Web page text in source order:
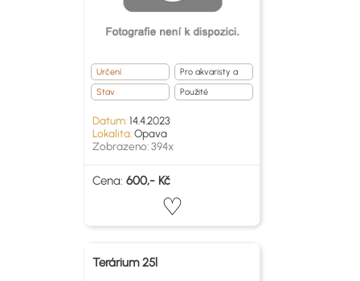
Určení
Pro akvaristy a
teraristy
Stav
Použité
Datum:14.4.2023
Lokalita:Opava
Zobrazeno: 394x
Cena: 600,- Kč
Terárium 25l